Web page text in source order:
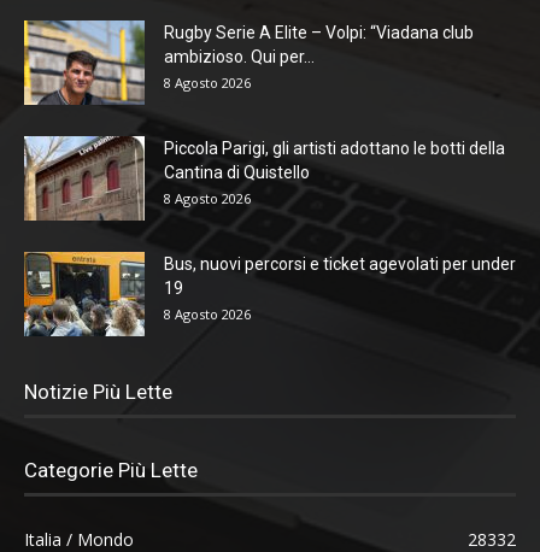
Rugby Serie A Elite – Volpi: “Viadana club
ambizioso. Qui per...
8 Agosto 2026
Piccola Parigi, gli artisti adottano le botti della
Cantina di Quistello
8 Agosto 2026
Bus, nuovi percorsi e ticket agevolati per under
19
8 Agosto 2026
Notizie Più Lette
Categorie Più Lette
Italia / Mondo
28332